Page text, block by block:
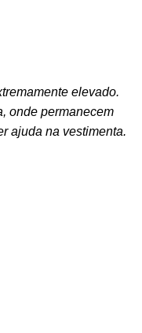
elevado.
onde permanecem
ajuda na vestimenta.